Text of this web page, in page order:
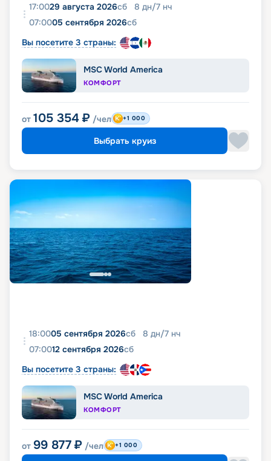
17:0029 августа 2026сб 8 дн/7 нч
07:0005 сентября 2026сб
Вы посетите 3 страны:
MSC World America
КОМФОРТ
от 105 354 ₽ /чел +1 000
Выбрать круиз
18:0005 сентября 2026сб 8 дн/7 нч
07:0012 сентября 2026сб
Вы посетите 3 страны:
MSC World America
КОМФОРТ
от 99 877 ₽ /чел +1 000